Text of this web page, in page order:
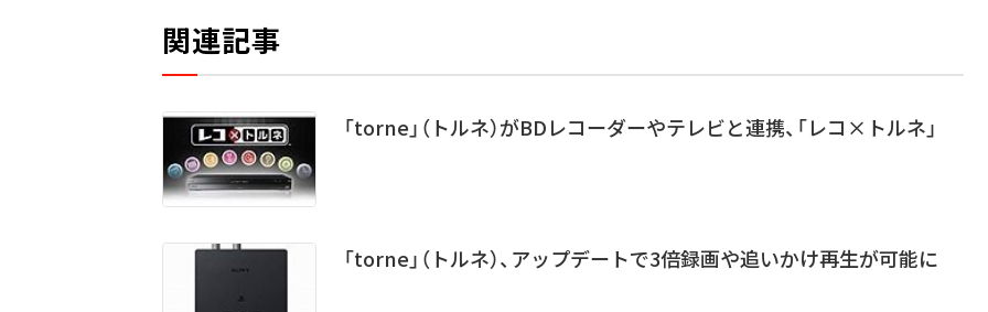
関連記事
「torne」（トルネ）がBDレコーダーやテレビと連携、「レコ×トルネ」
「torne」（トルネ）、アップデートで3倍録画や追いかけ再生が可能に